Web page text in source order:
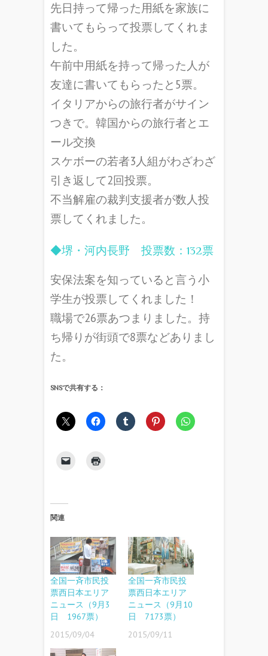
先日持って帰った用紙を家族に
書いてもらって投票してくれま
した。
午前中用紙を持って帰った人が
友達に書いてもらったと5票。
イタリアからの旅行者がサイン
つきで。 韓国からの旅行者とエ
ール交換
スケボーの若者3人組がわざわざ
引き返して2回投票。
不当解雇の裁判支援者が数人投
票してくれました。
◆堺・河内長野 投票数：132票
安保法案を知っていると言う小
学生が投票してくれました！
職場で26票あつまりました。 持
ち帰りが街頭で8票などありまし
た。
SNSで共有する：
関連
全国一斉市民投
票西日本エリア
ニュース（9月3
日 1967票）
2015/09/04
全国一斉市民投
票西日本エリア
ニュース（9月10
日 7173票）
2015/09/11